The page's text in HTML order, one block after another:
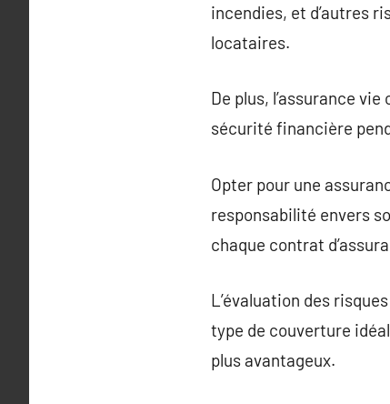
incendies, et d’autres
locataires.
De plus, l’assurance
sécurité financière
Opter pour une
responsabilité envers
chaque contrat
L’évaluation des
type de couverture
plus avantageux.